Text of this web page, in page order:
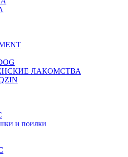
ЛАКОМСТВА
и поилки